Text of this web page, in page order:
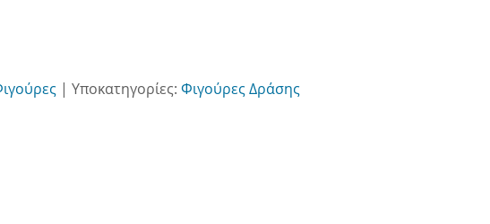
| Υποκατηγορίες: Φιγούρες Δράσης